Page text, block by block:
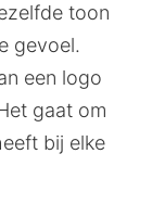
toon
gevoel.
een logo
gaat om
bij elke